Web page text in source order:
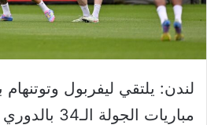
لندن: يلتقي ليفربول
مباريات